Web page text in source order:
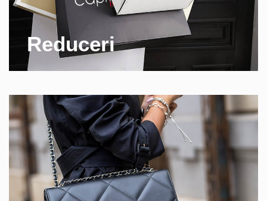
Reduceri